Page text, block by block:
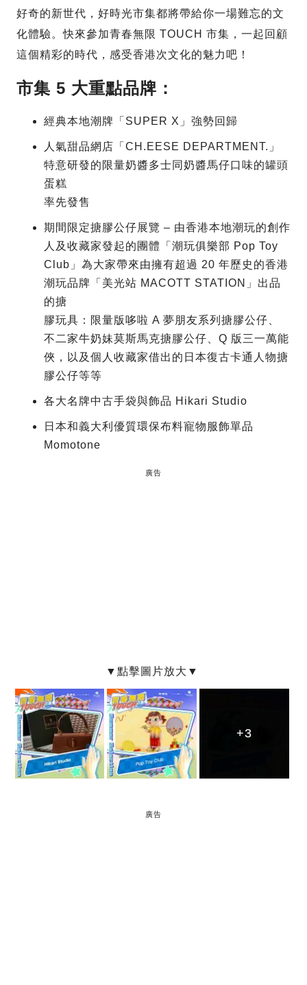
好奇的新世代，好時光市集都將帶給你一場難忘的文
化體驗。快來參加青春無限 TOUCH 市集，一起回顧
這個精彩的時代，感受香港次文化的魅力吧！
市集 5 大重點品牌：
經典本地潮牌「SUPER X」強勢回歸
人氣甜品網店「CH.EESE DEPARTMENT.」
特意研發的限量奶醬多士同奶醬馬仔口味的罐頭
蛋糕
率先發售
期間限定搪膠公仔展覽 – 由香港本地潮玩的創作
人及收藏家發起的團體「潮玩俱樂部 Pop Toy
Club」為大家帶來由擁有超過 20 年歷史的香港
潮玩品牌「美光站 MACOTT STATION」出品
的搪
膠玩具：限量版哆啦 A 夢朋友系列搪膠公仔、
不二家牛奶妹莫斯馬克搪膠公仔、Q 版三一萬能
俠，以及個人收藏家借出的日本復古卡通人物搪
膠公仔等等
各大名牌中古手袋與飾品 Hikari Studio
日本和義大利優質環保布料寵物服飾單品
Momotone
廣告
+3
+3
+3
廣告